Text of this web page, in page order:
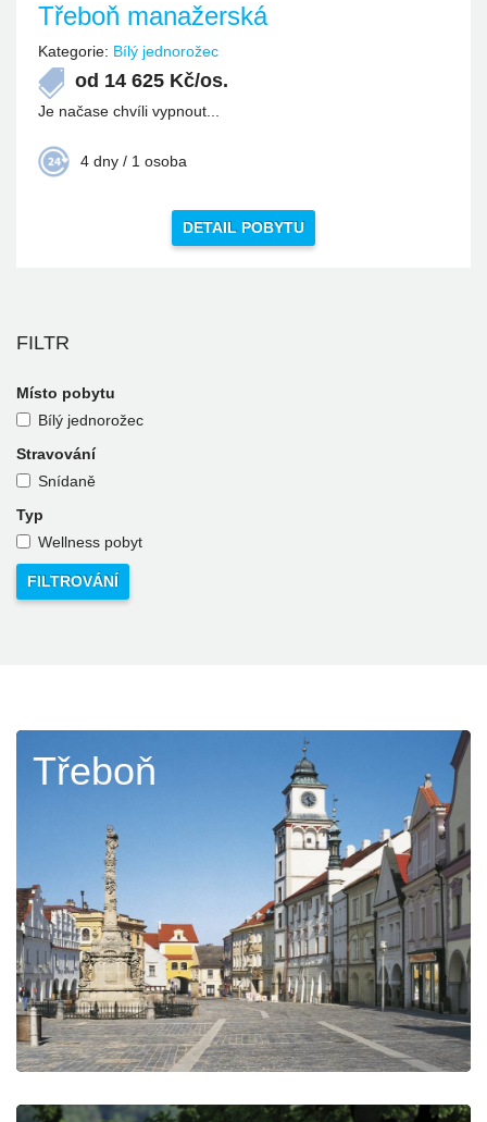
Třeboň manažerská
Kategorie: Bílý jednorožec
od 14 625 Kč/os.
Je načase chvíli vypnout...
4 dny / 1 osoba
DETAIL POBYTU
FILTR
Místo pobytu
Bílý jednorožec
Stravování
Snídaně
Typ
Wellness pobyt
Třeboň